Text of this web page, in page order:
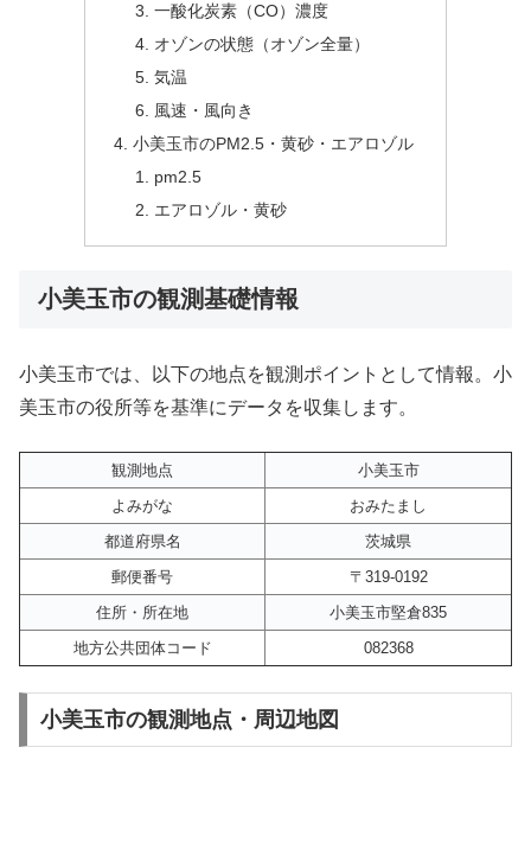
一酸化炭素（CO）濃度
オゾンの状態（オゾン全量）
気温
風速・風向き
小美玉市のPM2.5・黄砂・エアロゾル
pm2.5
エアロゾル・黄砂
小美玉市の観測基礎情報
小美玉市では、以下の地点を観測ポイントとして情報。小
美玉市の役所等を基準にデータを収集します。
観測地点
小美玉市
よみがな
おみたまし
都道府県名
茨城県
郵便番号
〒319-0192
住所・所在地
小美玉市堅倉835
地方公共団体コード
082368
小美玉市の観測地点・周辺地図